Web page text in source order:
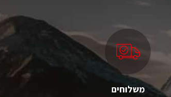
משלוחים